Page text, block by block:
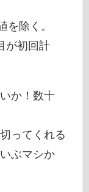
除く。
が初回計
か！数十
ってくれる
ぶマシか